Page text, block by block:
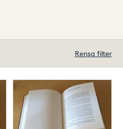
Rensa filter